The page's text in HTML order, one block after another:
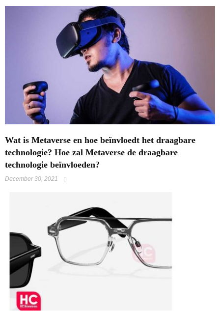
Wat is Metaverse en hoe beïnvloedt het draagbare
technologie? Hoe zal Metaverse de draagbare
technologie beïnvloeden?
December 30, 2021